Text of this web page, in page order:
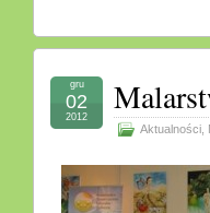
Aktualności
gru
02
2012